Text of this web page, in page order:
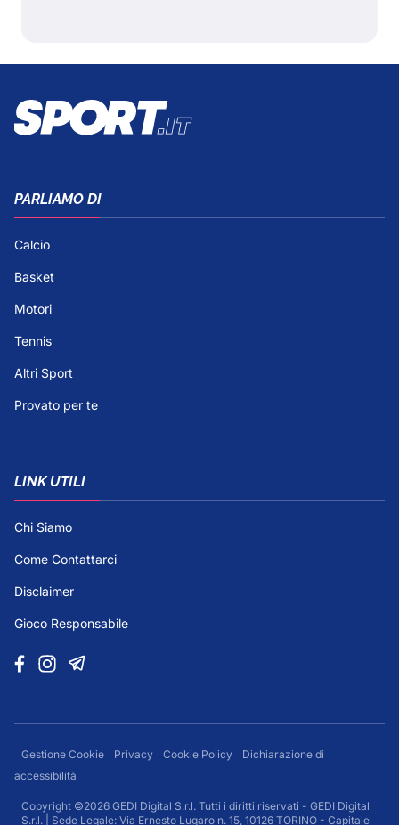
PARLIAMO DI
Calcio
Basket
Motori
Tennis
Altri Sport
Provato per te
LINK UTILI
Chi Siamo
Come Contattarci
Disclaimer
Gioco Responsabile
Gestione Cookie Privacy Cookie Policy
Dichiarazione di
accessibilità
Copyright ©2026 GEDI Digital S.r.l. Tutti i diritti riservati - GEDI Digital
S.r.l. | Sede Legale: Via Ernesto Lugaro n. 15, 10126 TORINO - Capitale